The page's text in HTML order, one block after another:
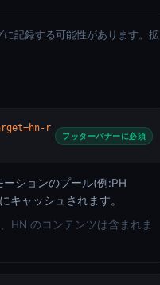
記録する可能性があります。拡
r
フッターバナーに必須
ションのプール(例:PH
キャッシュされます。
HN のコンテンツは含まれま